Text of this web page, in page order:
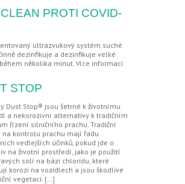
PROTI COVID-
ultrazvukový systém suché
dezinfikuje a dezinfikuje velké
několika minut. Více informací
STOP
Dust Stop® jsou šetrné k životnímu
a nekorozivní alternativy k tradičním
řízení silničního prachu. Tradiční
na kontrolu prachu mají řadu
vedlejších účinků, pokud jde o
na životní prostředí, jako je použití
solí na bázi chloridu, které
korozi na vozidlech a jsou škodlivé
vegetaci. […]